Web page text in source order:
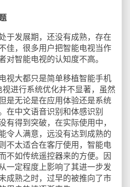
发展期，还没有成熟，存在
佳，很多用户把智能电视当作
对智能电视的认知度不高。
大都只是简单移植智能手机
进行系统优化并不显著，虽然
是无论是在应用体验还是系统
在中文语音识别和体感识别
有得到突破，在实际使用中，
令人满意，远没有达到成熟的
不太适合在客厅使用，智能电
不如传统遥控器来的方便。因
一定程度上影响了其进一步发
成熟之时，过早的被推向了市